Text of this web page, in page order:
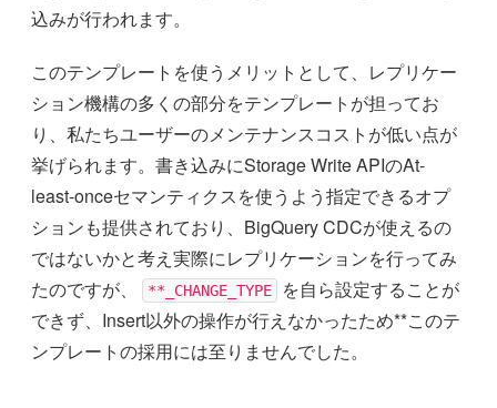
込みが行われます。
このテンプレートを使うメリットとして、レプリケー
ション機構の多くの部分をテンプレートが担ってお
り、私たちユーザーのメンテナンスコストが低い点が
挙げられます。書き込みにStorage Write APIのAt-
least-onceセマンティクスを使うよう指定できるオプ
ションも提供されており、BigQuery CDCが使えるの
ではないかと考え実際にレプリケーションを行ってみ
たのですが、
**_CHANGE_TYPE
を自ら設定することが
できず、Insert以外の操作が行えなかったため**このテ
ンプレートの採用には至りませんでした。